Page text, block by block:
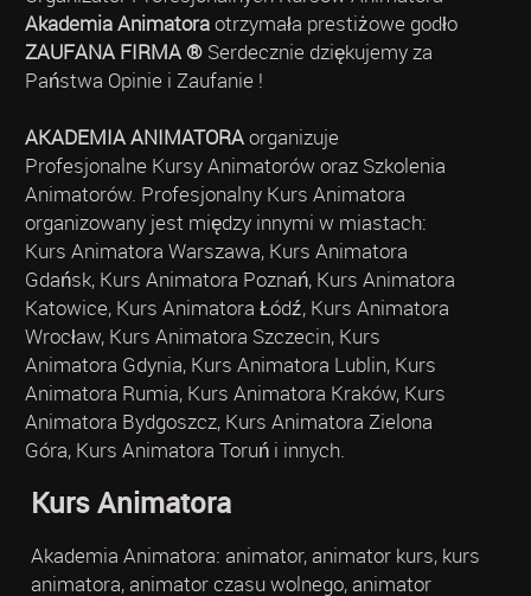
Akademia Animatoraotrzymała prestiżowe godło
ZAUFANA FIRMA ®Serdecznie dziękujemy za
Państwa Opinie i Zaufanie !
AKADEMIA ANIMATORAorganizuje
Profesjonalne Kursy Animatorów oraz Szkolenia
Animatorów. Profesjonalny Kurs Animatora
organizowany jest między innymi w miastach:
Kurs Animatora Warszawa, Kurs Animatora
Gdańsk, Kurs Animatora Poznań, Kurs Animatora
Katowice, Kurs Animatora Łódź, Kurs Animatora
Wrocław, Kurs Animatora Szczecin, Kurs
Animatora Gdynia, Kurs Animatora Lublin, Kurs
Animatora Rumia, Kurs Animatora Kraków, Kurs
Animatora Bydgoszcz, Kurs Animatora Zielona
Góra, Kurs Animatora Toruń i innych.
Kurs Animatora
Akademia Animatora: animator, animator kurs, kurs
animatora, animator czasu wolnego, animator